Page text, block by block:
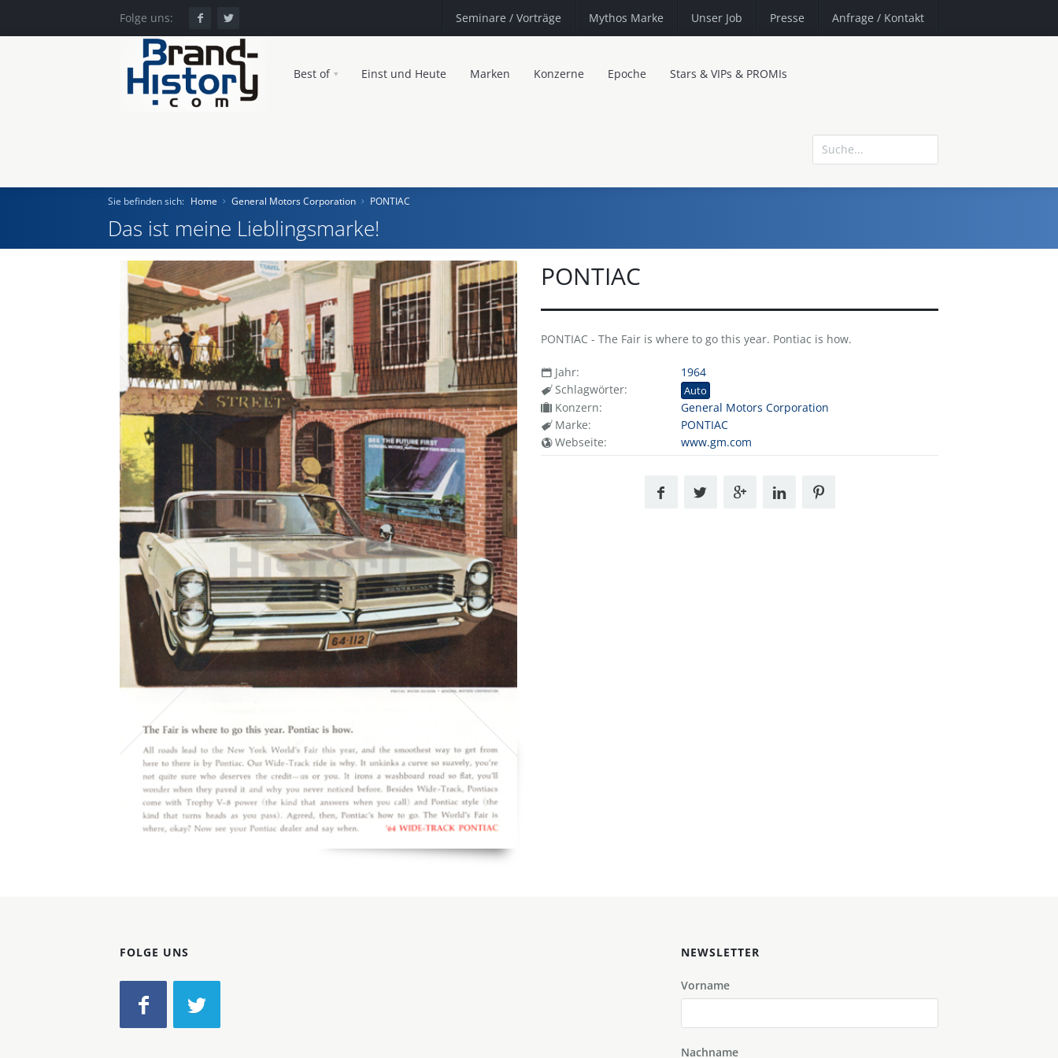
Folge uns: Seminare / Vorträge Mythos Marke Unser Job Presse Anfrage / Kontakt
Best of Einst und Heute Marken Konzerne Epoche Stars & VIPs & PROMIs
Home
Einst und Heute
Marken
Konzerne
Epoche
Sie befinden sich: Home General Motors Corporation PONTIAC
Das ist meine Lieblingsmarke!
PONTIAC
PONTIAC - The Fair is where to go this year. Pontiac is how.
Jahr:
1964
Schlagwörter:
Auto
Konzern:
General Motors Corporation
Marke:
PONTIAC
Webseite:
www.gm.com
FOLGE UNS NEWSLETTER
Vorname
Nachname